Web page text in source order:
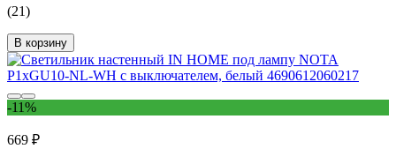
(21)
В корзину
-11%
669 ₽